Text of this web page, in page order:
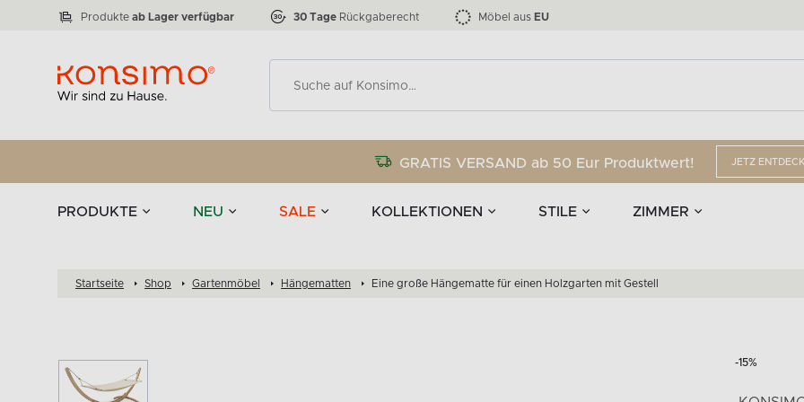
Produkte ab Lager verfügbar 30 Tage Rückgaberecht Möbel aus EU
GRATIS VERSAND ab 50 Eur Produktwert! JETZ
PRODUKTE NEU SALE KOLLEKTIONEN STILE ZIMMER
Tischgeschirr und Accessoires
zu 50 % Die LOFTY-Möbelkollektion bis zu 34 %
VICTO Anzahl der Produkte:77 EPIRI Anzahl der Produkte:
ELEGANT Anzahl der Produkte:888 TEENS Anzahl der Produkte:
Tischlampen
Startseite Shop Gartenmöbel Hängematten Eine große Hängematte für einen Holzgarten mit Gestell
-15%